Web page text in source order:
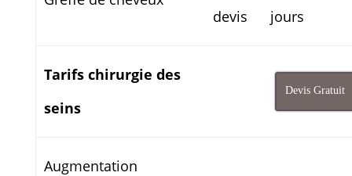
devis
jours
Tarifs chirurgie des
seins
Devis Gratuit
Augmentation